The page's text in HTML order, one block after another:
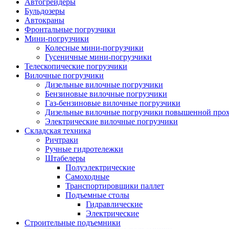
Бульдозеры
Автокраны
Фронтальные погрузчики
Мини-погрузчики
Колесные мини-погрузчики
Гусеничные мини-погрузчики
Телескопические погрузчики
Вилочные погрузчики
Дизельные вилочные погрузчики
Бензиновые вилочные погрузчики
Газ-бензиновые вилочные погрузчики
Дизельные вилочные погрузчики повышенной
Электрические вилочные погрузчики
Складская техника
Ричтраки
Ручные гидротележки
Штабелеры
Полуэлектрические
Самоходные
Транспортировщики паллет
Подъемные столы
Гидравлические
Электрические
Строительные подъемники